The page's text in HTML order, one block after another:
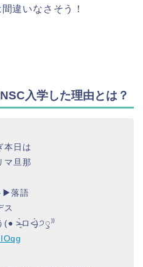
違いなさそう！
入学した理由とは？
本日は
マ旦那
▶️落語
ス
(● ˃̶͈̀ロ˂̶͈́)੭ꠥ⁾⁾